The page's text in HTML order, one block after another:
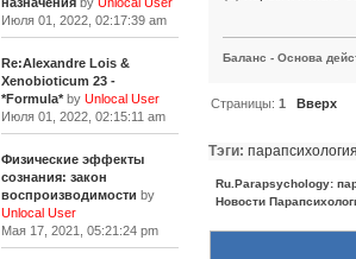
Июля 01, 2022, 02:17:39 am
Re:Alexandre Lois &
Xenobioticum 23 -
*Formula*by Unlocal User
Июля 01, 2022, 02:15:11 am
Физические эффекты
сознания: закон
воспроизводимости by
Unlocal User
Мая 17, 2021, 05:21:24 pm
Баланс - Основа
Страницы:1
Вверх
Тэги: парапсихология
Ru.Parapsychology:
Новости